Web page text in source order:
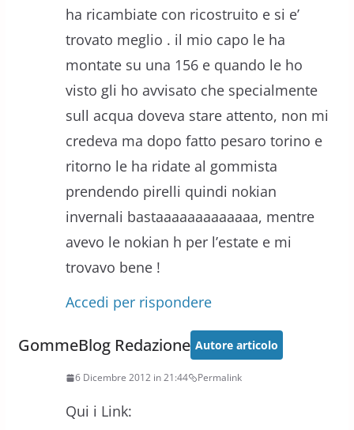
ha ricambiate con ricostruito e si e’
trovato meglio . il mio capo le ha
montate su una 156 e quando le ho
visto gli ho avvisato che specialmente
sull acqua doveva stare attento, non mi
credeva ma dopo fatto pesaro torino e
ritorno le ha ridate al gommista
prendendo pirelli quindi nokian
invernali bastaaaaaaaaaaaaa, mentre
avevo le nokian h per l’estate e mi
trovavo bene !
Accedi per rispondere
GommeBlog Redazione Autore articolo
6 Dicembre 2012 in 21:44 Permalink
Qui i Link: